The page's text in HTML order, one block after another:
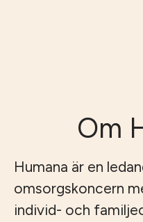
Om
Humana är en
omsorgskoncern
individ- och